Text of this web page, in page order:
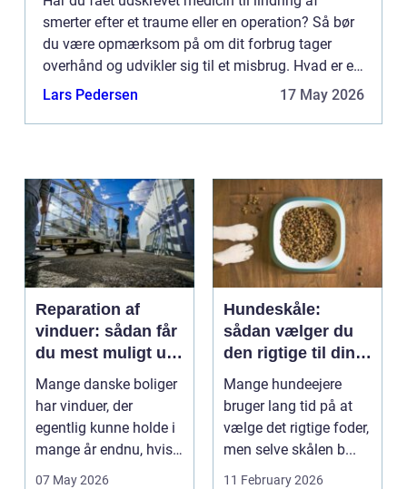
smerter efter et traume eller en operation? Så bør
du være opmærksom på om dit forbrug tager
overhånd og udvikler sig til et misbrug. Hvad er et
misbrug? Måske er du i tvivl om hvorvidt du har
Lars Pedersen 17 May 2026
Reparation af
vinduer: sådan får
du mest muligt ud
af dine gamle
rammer
Mange danske boliger
har vinduer, der
egentlig kunne holde i
mange år endnu, hvis
de fik den r...
07 May 2026
Hundeskåle:
sådan vælger du
den rigtige til din
hund
Mange hundeejere
bruger lang tid på at
vælge det rigtige foder,
men selve skålen b...
11 February 2026